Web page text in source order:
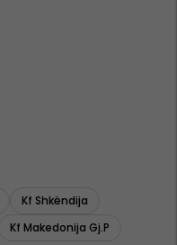
Kf Shkëndija
Kf Makedonija Gj.p